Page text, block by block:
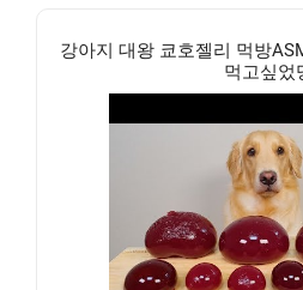
강아지 대왕 쿄호젤리 먹방
먹고싶었